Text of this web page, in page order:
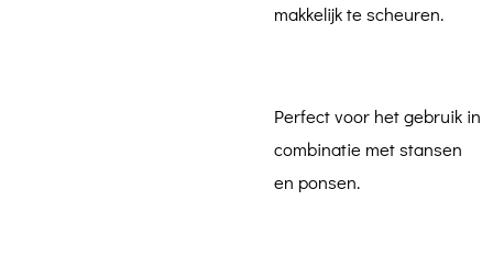
makkelijk te scheuren.
Perfect voor het gebruik in
combinatie met stansen
en ponsen.